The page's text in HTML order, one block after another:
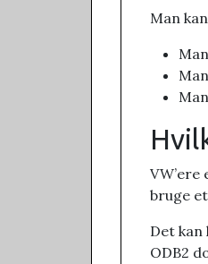
Man
bruge
Det
ODB2